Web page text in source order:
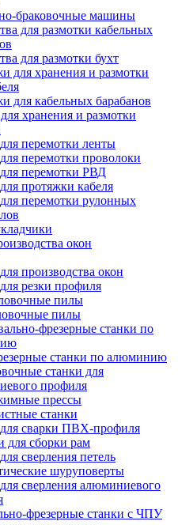
браковочные машины
для размотки кабельных
для размотки бухт
для хранения и размотки
для кабельных барабанов
хранения и размотки
перемотки ленты
перемотки проволоки
перемотки РВД
протяжки кабеля
перемотки рулонных
окон
производства окон
резки профиля
пилы
пилы
фрезерные станки по
станки по алюминию
станки для
профиля
прессы
станки
сварки ПВХ-профиля
для сборки рам
сверления петель
шуруповерты
сверления алюминиевого
фрезерные станки с ЧПУ